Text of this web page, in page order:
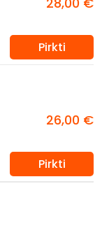
Pirkti
26,00 €
Pirkti